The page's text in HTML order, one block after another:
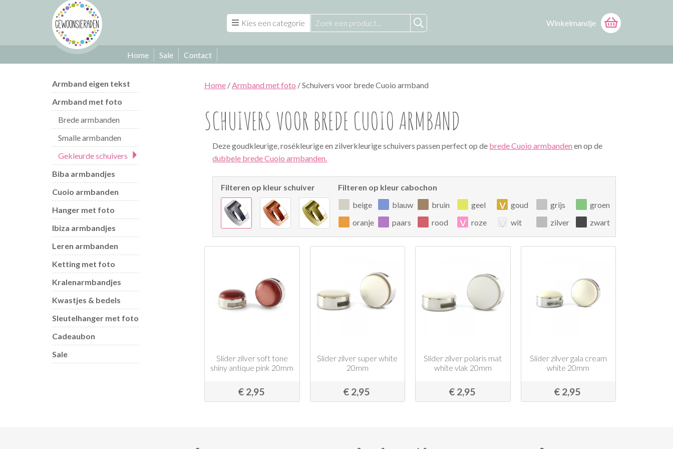
Kies een categorie Winkelmandje
Home Sale Contact
Armband eigen tekst
Armband met foto
Brede armbanden
Smalle armbanden
Gekleurde schuivers
Biba armbandjes
Cuoio armbanden
Hanger met foto
Ibiza armbandjes
Leren armbanden
Ketting met foto
Kralenarmbandjes
Kwastjes & bedels
Sleutelhanger met foto
Cadeaubon
Sale
Home /Armband met foto / Schuivers voor brede Cuoio armband
SCHUIVERS VOOR BREDE CUOIO ARMBAND
Deze goudkleurige, rosékleurige en zilverkleurige schuivers passen perfect op de brede Cuoio armbanden en op de
dubbele brede Cuoio armbanden.
Filteren op kleur schuiver
Filteren op kleur cabochon
beige
blauw bruin geel v goud grijs
groen
oranje
paars rood v roze v wit zilver zwart
Slider zilver soft tone
shiny antique pink 20mm
€ 2,95
Slider zilver super white
20mm
€ 2,95
Slider zilver polaris mat
white vlak 20mm
€ 2,95
Slider zilver gala cream
white 20mm
€ 2,95